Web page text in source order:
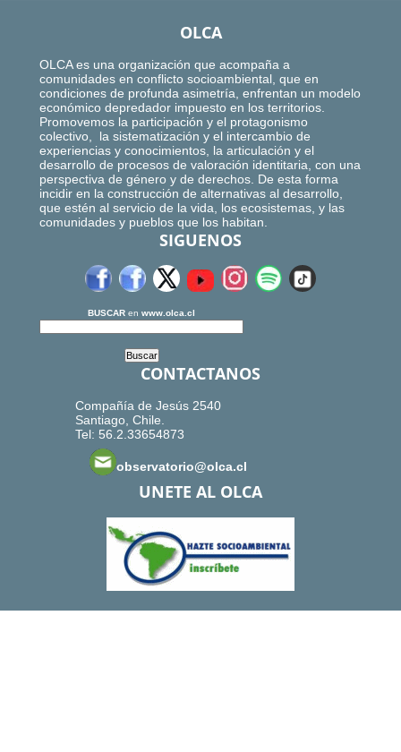
OLCA
OLCA es una organización que acompaña a
comunidades en conflicto socioambiental, que en
condiciones de profunda asimetría, enfrentan un modelo
económico depredador impuesto en los territorios.
Promovemos la participación y el protagonismo
colectivo, la sistematización y el intercambio de
experiencias y conocimientos, la articulación y el
desarrollo de procesos de valoración identitaria, con una
perspectiva de género y de derechos. De esta forma
incidir en la construcción de alternativas al desarrollo,
que estén al servicio de la vida, los ecosistemas, y las
comunidades y pueblos que los habitan.
SIGUENOS
BUSCAR en www.olca.cl
CONTACTANOS
Compañía de Jesús 2540
Santiago, Chile.
Tel: 56.2.33654873
observatorio@olca.cl
UNETE AL OLCA